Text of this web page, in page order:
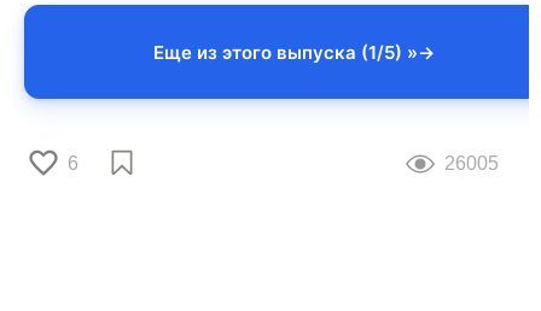
Еще из этого выпуска (1/5) »
6 26005